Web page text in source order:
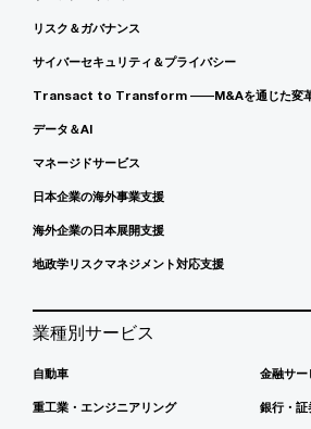
リスク＆ガバナンス
サイバーセキュリティ＆プライバシー
Transact to Transform ――M&Aを通じた変
データ＆AI
マネージドサービス
日本企業の海外事業支援
海外企業の日本展開支援
地政学リスクマネジメント対応支援
業種別サービス
自動車
重工業・エンジニアリング
金融サー
銀行・証